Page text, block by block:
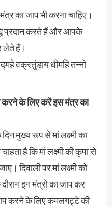
का जाप भी करना चाहिए।
प्रदान करते हैं और आपके
लेते हैं।
वक्रतुंडाय धीमहि तन्नो
करने के लिए करें इस मंत्र का
दिन मुख्य रूप से मां लक्ष्मी का
है कि मां लक्ष्मी की कृपा से
दिवाली पर मां लक्ष्मी को
इन मंत्रो का जाप कर
करने के लिए कमलगट्टे की